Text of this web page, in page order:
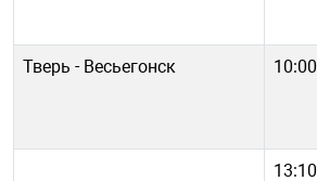
Тверь - Весьегонск 10:00
13:10